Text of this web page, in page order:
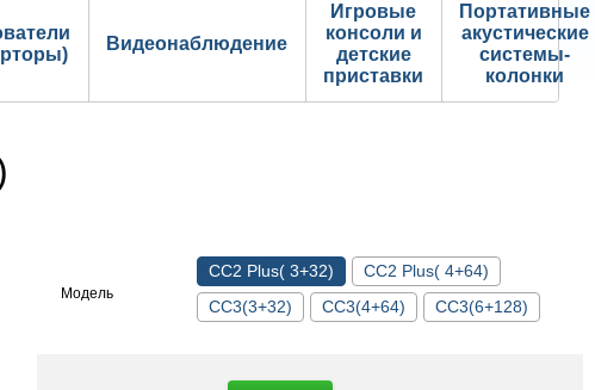
Видеонаблюдение
Игровые
консоли и
детские
приставки
Портативные
акустические
системы-
колонки
Модель
СС2 Plus( 3+32)
СС2 Plus( 4+64)
СС3(3+32)
СС3(4+64) СС3(6+128)